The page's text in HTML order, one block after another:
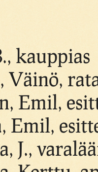
kauppias
Väinö,
Emil,
Emil,
J.,